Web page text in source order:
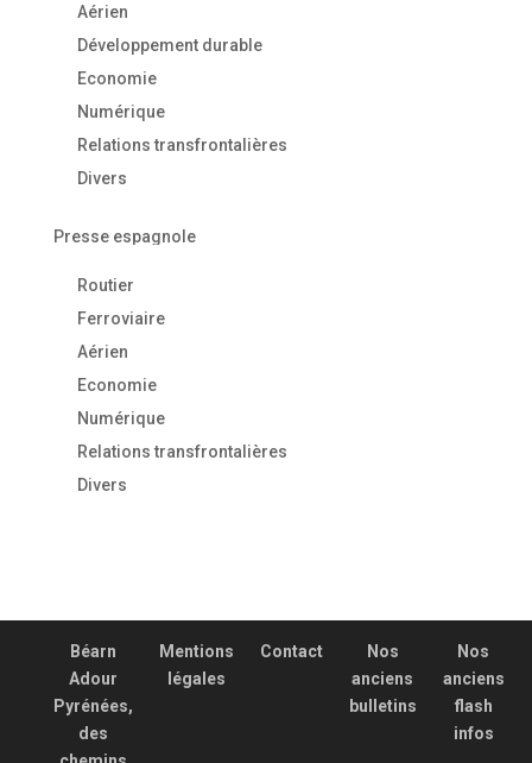
Aérien
Développement durable
Economie
Numérique
Relations transfrontalières
Divers
Presse espagnole
Routier
Ferroviaire
Aérien
Economie
Numérique
Relations transfrontalières
Divers
Béarn
Adour
Pyrénées,
des
Mentions
légales
Contact
Nos
anciens
bulletins
Nos
anciens
flash
infos